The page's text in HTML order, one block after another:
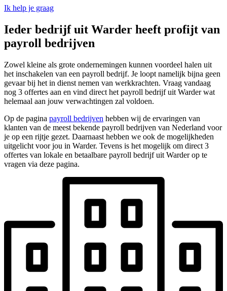
Ik help je graag
Ieder bedrijf uit Warder heeft profijt van
payroll bedrijven
Zowel kleine als grote ondernemingen kunnen voordeel halen uit
het inschakelen van een payroll bedrijf. Je loopt namelijk bijna geen
gevaar bij het in dienst nemen van werkkrachten. Vraag vandaag
nog 3 offertes aan en vind direct het payroll bedrijf uit Warder wat
helemaal aan jouw verwachtingen zal voldoen.
Op de pagina payroll bedrijven hebben wij de ervaringen van
klanten van de meest bekende payroll bedrijven van Nederland voor
je op een rijtje gezet. Daarnaast hebben we ook de mogelijkheden
uitgelicht voor jou in Warder. Tevens is het mogelijk om direct 3
offertes van lokale en betaalbare payroll bedrijf uit Warder op te
vragen via deze pagina.